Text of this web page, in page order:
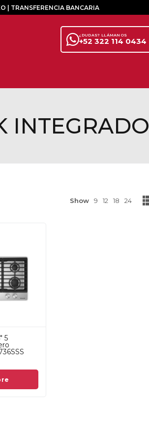
| TRANSFERENCIA BANCARIA
+52 322 114 0434
¿DUDAS? LLÁMANOS
INTEGRADO
Show 9 12 18 24
5